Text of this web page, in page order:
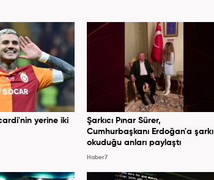
yerine iki
Şarkıcı Pınar Sürer,
Cumhurbaşkanı Erdoğan'a şarkı
okuduğu anları paylaştı
Haber7